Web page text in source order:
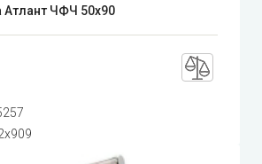
Атлант ЧФЧ 50x90